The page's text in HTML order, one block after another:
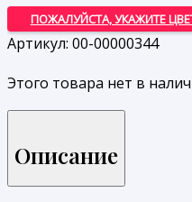
ПОЖАЛУЙСТА, УКАЖИТЕ
Артикул: 00-00000344
Этого товара нет в
Описание